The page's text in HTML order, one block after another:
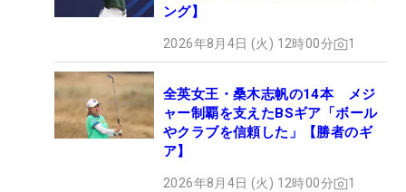
ング】
2026年8月4日 (火) 12時00分 1
全英女王・桑木志帆の14本 メジ
ャー制覇を支えたBSギア「ボール
やクラブを信頼した」【勝者のギ
ア】
2026年8月4日 (火) 12時00分 1